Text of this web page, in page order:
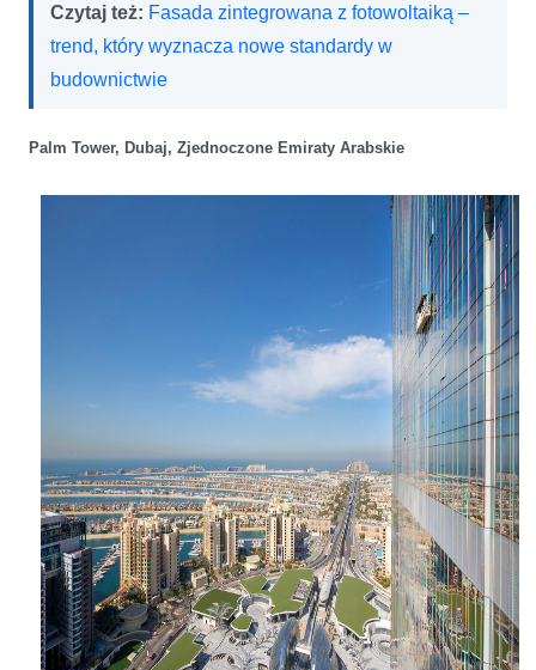
Czytaj też: Fasada zintegrowana z fotowoltaiką –
trend, który wyznacza nowe standardy w
budownictwie
Palm Tower, Dubaj, Zjednoczone Emiraty Arabskie